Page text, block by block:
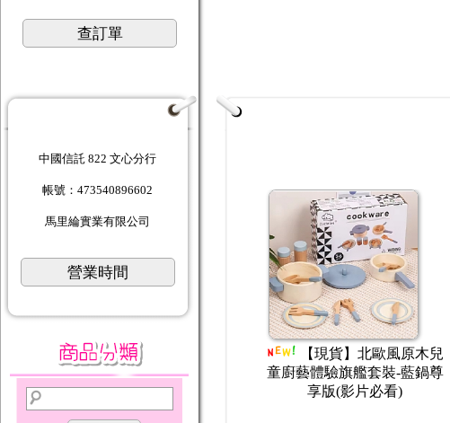
查訂單
中國信託 822 文心分行
帳號：473540896602
馬里綸實業有限公司
營業時間
積木
【現貨】兒童汽車闖關
大冒險 城堡A333-330F 盤道
滑行益智交通玩具小火車寶寶
3-5歲
【現貨】啟蒙加減法數
學算數分解 足球數一數 教育
益智桌遊足球趣味方塊 足球